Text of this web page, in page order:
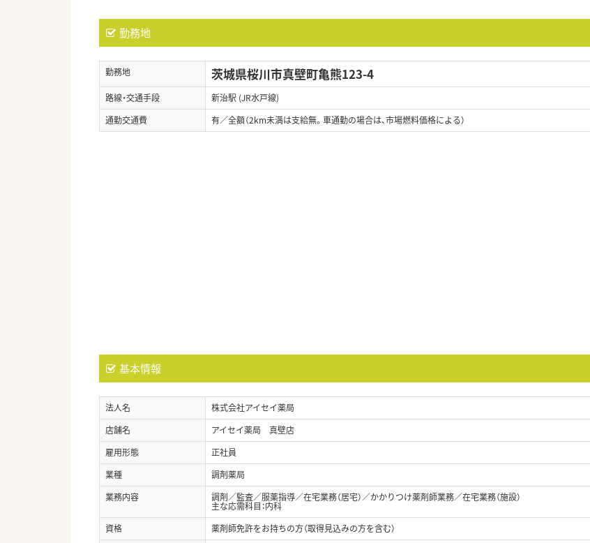
勤務地
勤務地 茨城県桜川市真壁町亀熊123-4
路線・交通手段
新治駅 (JR水戸線)
通勤交通費
有／全額（2km未満は支給無。車通勤の場合は、市場燃料価格による）
基本情報
法人名
株式会社アイセイ薬局
店舗名
アイセイ薬局 真壁店
雇用形態
正社員
業種
調剤薬局
業務内容
調剤／監査／服薬指導／在宅業務（居宅）／かかりつけ薬剤師業務／在宅業務（施設）
主な応需科目：内科
資格
薬剤師免許をお持ちの方（取得見込みの方を含む）